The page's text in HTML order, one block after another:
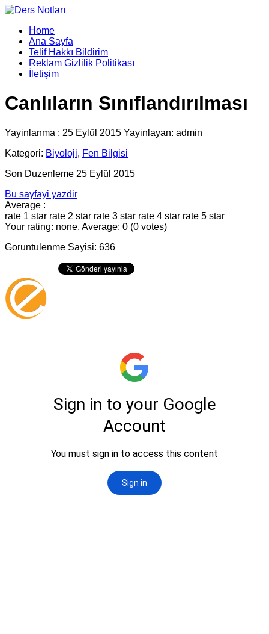
Home
Ana Sayfa
Telif Hakkı Bildirim
Reklam Gizlilik Politikası
İletişim
Canlıların Sınıflandırılması
Yayinlanma : 25 Eylül 2015 Yayinlayan: admin
Kategori: Biyoloji, Fen Bilgisi
Son Duzenleme 25 Eylül 2015
Bu sayfayi yazdir
Average :
rate 1 star rate 2 star rate 3 star rate 4 star rate 5 star
Your rating: none, Average: 0 (0 votes)
Goruntulenme Sayisi: 636